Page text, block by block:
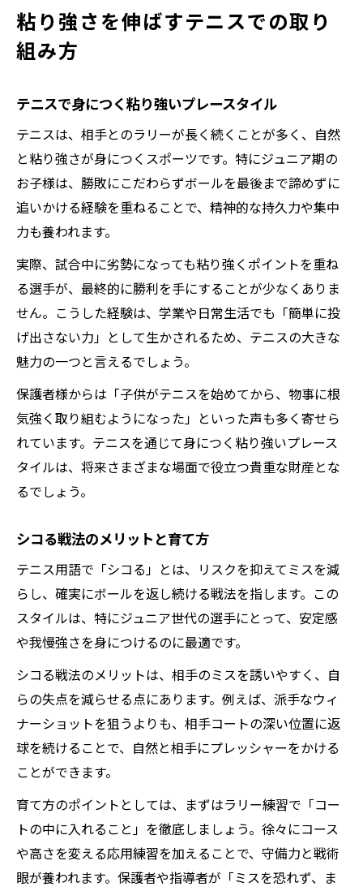
粘り強さを伸ばすテニスでの取り
組み方
テニスで身につく粘り強いプレースタイル
テニスは、相手とのラリーが長く続くことが多く、自然
と粘り強さが身につくスポーツです。特にジュニア期の
お子様は、勝敗にこだわらずボールを最後まで諦めずに
追いかける経験を重ねることで、精神的な持久力や集中
力も養われます。
実際、試合中に劣勢になっても粘り強くポイントを重ね
る選手が、最終的に勝利を手にすることが少なくありま
せん。こうした経験は、学業や日常生活でも「簡単に投
げ出さない力」として生かされるため、テニスの大きな
魅力の一つと言えるでしょう。
保護者様からは「子供がテニスを始めてから、物事に根
気強く取り組むようになった」といった声も多く寄せら
れています。テニスを通じて身につく粘り強いプレース
タイルは、将来さまざまな場面で役立つ貴重な財産とな
るでしょう。
シコる戦法のメリットと育て方
テニス用語で「シコる」とは、リスクを抑えてミスを減
らし、確実にボールを返し続ける戦法を指します。この
スタイルは、特にジュニア世代の選手にとって、安定感
や我慢強さを身につけるのに最適です。
シコる戦法のメリットは、相手のミスを誘いやすく、自
らの失点を減らせる点にあります。例えば、派手なウィ
ナーショットを狙うよりも、相手コートの深い位置に返
球を続けることで、自然と相手にプレッシャーをかける
ことができます。
育て方のポイントとしては、まずはラリー練習で「コー
トの中に入れること」を徹底しましょう。徐々にコース
や高さを変える応用練習を加えることで、守備力と戦術
眼が養われます。保護者や指導者が「ミスを恐れず、ま